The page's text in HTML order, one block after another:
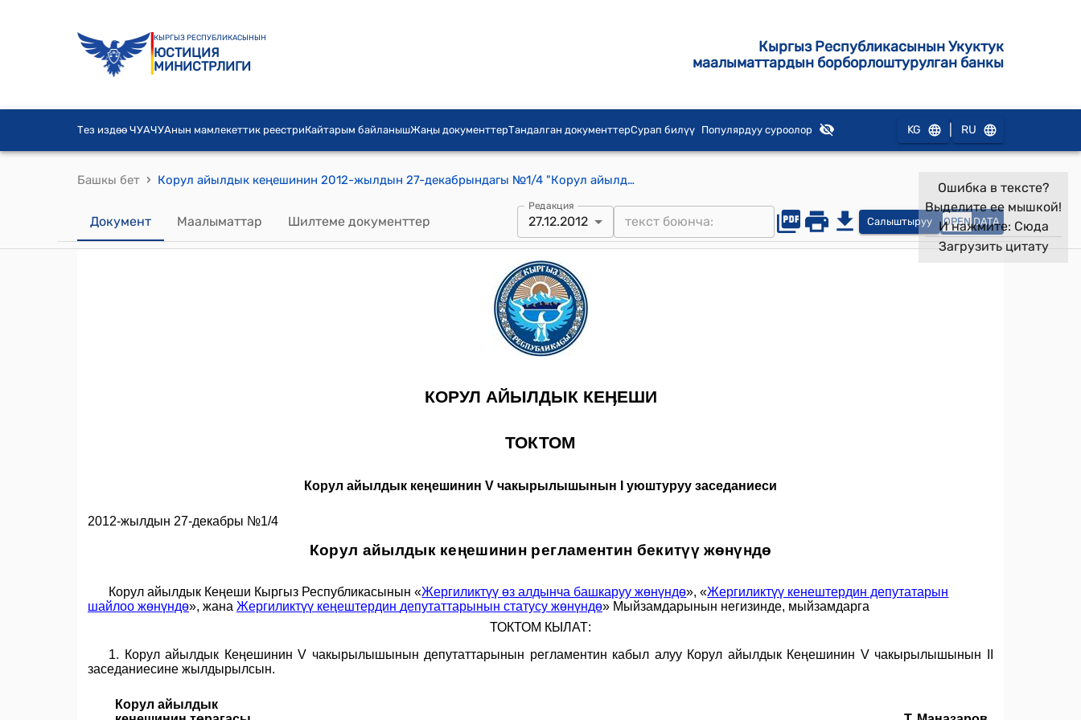
КЫРГЫЗ РЕСПУБЛИКАСЫНЫН
ЮСТИЦИЯ
МИНИСТРЛИГИ
Кыргыз Республикасынын Укуктук
маалыматтардын борборлоштурулган банкы
Тез издөө ЧУАЧУАнын мамлекеттик реестриКайтарым байланышЖаңы документтерТандалган документтерСурап билүү Популярдуу суроолор KG RU
Башкы бет › Корул айылдык кеңешинин 2012-жылдын 27-декабрындагы №1/4 "Корул айылдык кеңешинин регламентин бекитүү жөнүндө" токтому
Документ Маалыматтар Шилтеме документтер
Редакция
27.12.2012 Салыштыруу OPEN DATA
Ошибка в тексте?
Выделите ее мышкой!
И нажмите: Сюда
Загрузить цитату